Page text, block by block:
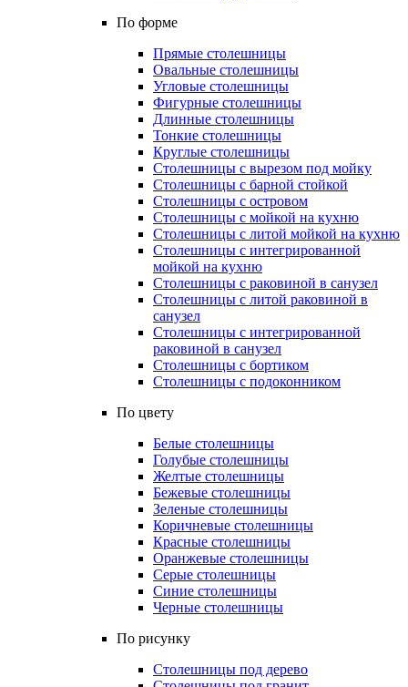
По форме
Прямые столешницы
Овальные столешницы
Угловые столешницы
Фигурные столешницы
Длинные столешницы
Тонкие столешницы
Круглые столешницы
Столешницы с вырезом под мойку
Столешницы с барной стойкой
Столешницы с островом
Столешницы с мойкой на кухню
Столешницы с литой мойкой на кухню
Столешницы с интегрированной
мойкой на кухню
Столешницы с раковиной в санузел
Столешницы с литой раковиной в
санузел
Столешницы с интегрированной
раковиной в санузел
Столешницы с бортиком
Столешницы с подоконником
По цвету
Белые столешницы
Голубые столешницы
Желтые столешницы
Бежевые столешницы
Зеленые столешницы
Коричневые столешницы
Красные столешницы
Оранжевые столешницы
Серые столешницы
Синие столешницы
Черные столешницы
По рисунку
Столешницы под дерево